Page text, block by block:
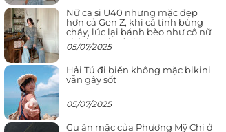
Nữ ca sĩ U40 nhưng mặc đẹp
hơn cả Gen Z, khi cá tính bùng
cháy, lúc lại bánh bèo như cô nữ
chính ngôn tình
05/07/2025
Hải Tú đi biển không mặc bikini
vẫn gây sốt
05/07/2025
Gu ăn mặc của Phương Mỹ Chi ở